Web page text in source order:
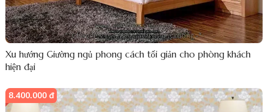
Xu hướng Giường ngủ phong cách tối giản cho phòng khách
hiện đại
8.400.000 đ